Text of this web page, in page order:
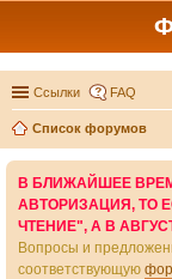
Ссылки FAQ
Список форумов
В БЛИЖАЙШЕЕ
АВТОРИЗАЦИЯ, ТО
ЧТЕНИЕ", А В
Вопросы и
соответствующую